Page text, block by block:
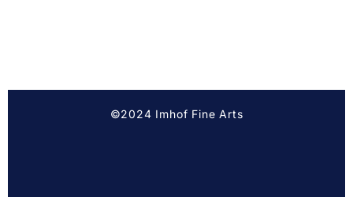
©2024 Imhof Fine Arts